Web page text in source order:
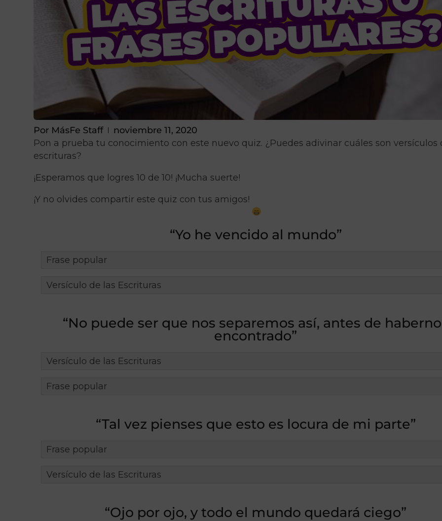
Por MásFe Staff
noviembre 11, 2020
Pon a prueba tu conocimiento con este nuevo quiz. ¿Puedes adivinar cuáles son versículos
escrituras?
¡Esperamos que logres 10 de 10! ¡Mucha suerte!
¡Y no olvides compartir este quiz con tus amigos!
“Yo he vencido al mundo”
Frase popular
Versículo de las Escrituras
“No puede ser que nos separemos así, antes de
encontrado”
Versículo de las Escrituras
Frase popular
“Tal vez pienses que esto es locura de mi parte”
Frase popular
Versículo de las Escrituras
“Ojo por ojo, y todo el mundo quedará ciego”